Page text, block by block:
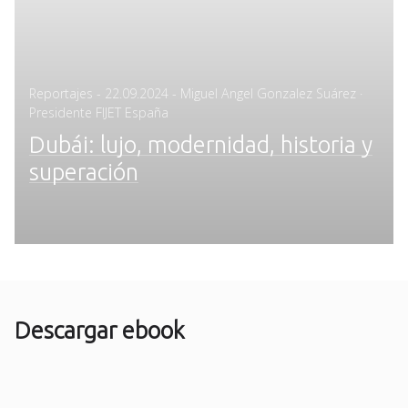
Reportajes - Posted
on
22.09.2024 - Miguel Angel Gonzalez Suárez ·
Presidente FIJET España
Dubái: lujo, modernidad, historia y
superación
Descargar ebook